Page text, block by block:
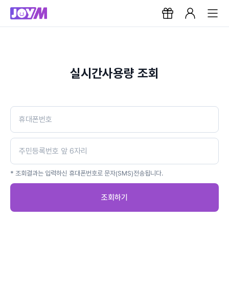
실시간사용량 조회
* 조회결과는 입력하신 휴대폰번호로 문자(SMS)전송됩니다.
조회하기